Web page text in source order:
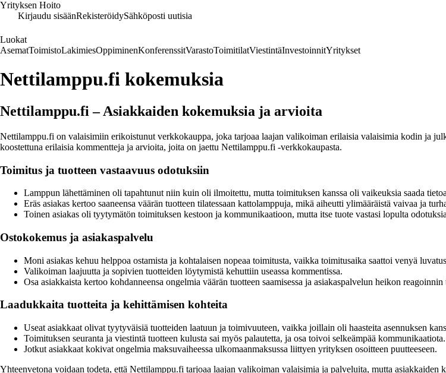
Yrityksen Hoito
Kirjaudu sisäänRekisteröidySähköposti uutisia
Luokat
AsematToimistoLakimiesOppiminenKonferenssitVarastoToimitilatViestintäInvestoinnitYritykset
Nettilamppu.fi kokemuksia
Nettilamppu.fi – Asiakkaiden kokemuksia ja arvioita
Nettilamppu.fi on valaisimiin erikoistunut verkkokauppa, joka tarjoaa laajan valikoiman erilaisia valaisimia kodin ja
koostettuna erilaisia kommentteja ja arvioita, joita on jaettu Nettilamppu.fi -verkkokaupasta.
Toimitus ja tuotteen vastaavuus odotuksiin
Lamppun lähettäminen oli tapahtunut niin kuin oli ilmoitettu, mutta toimituksen kanssa oli vaikeuksia saada
Eräs asiakas kertoo saaneensa väärän tuotteen tilatessaan kattolamppuja, mikä aiheutti ylimääräistä vaivaa ja
Toinen asiakas oli tyytymätön toimituksen kestoon ja kommunikaatioon, mutta itse tuote vastasi lopulta
Ostokokemus ja asiakaspalvelu
Moni asiakas kehuu helppoa ostamista ja kohtalaisen nopeaa toimitusta, vaikka toimitusaika saattoi venyä
Valikoiman laajuutta ja sopivien tuotteiden löytymistä kehuttiin useassa kommentissa.
Osa asiakkaista kertoo kohdanneensa ongelmia väärän tuotteen saamisessa ja asiakaspalvelun heikon reagoinnin
Laadukkaita tuotteita ja kehittämisen kohteita
Useat asiakkaat olivat tyytyväisiä tuotteiden laatuun ja toimivuuteen, vaikka joillain oli haasteita asennuksen
Toimituksen seuranta ja viestintä tuotteen kulusta sai myös palautetta, ja osa toivoi selkeämpää kommunikaatiota.
Jotkut asiakkaat kokivat ongelmia maksuvaiheessa ulkomaanmaksussa liittyen yrityksen osoitteen puutteeseen.
Yhteenvetona voidaan todeta, että Nettilamppu.fi tarjoaa laajan valikoiman valaisimia ja palveluita, mutta asiakkaiden